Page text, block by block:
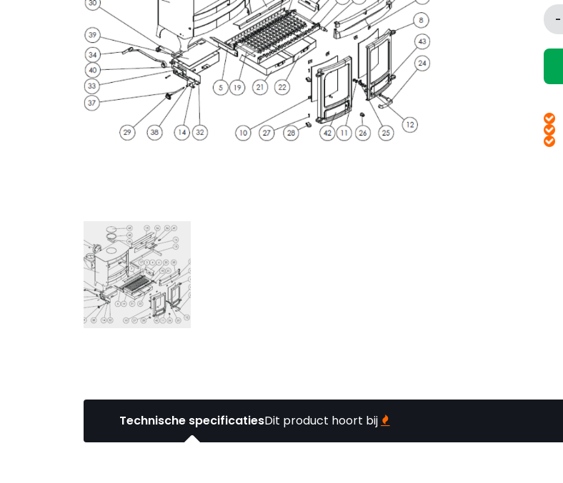
-
Technische specificatiesDit product hoort bij